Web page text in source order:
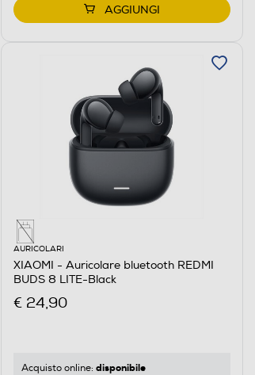
AGGIUNGI
AURICOLARI
XIAOMI - Auricolare bluetooth REDMI
BUDS 8 LITE-Black
€ 24,90
Acquisto online: disponibile